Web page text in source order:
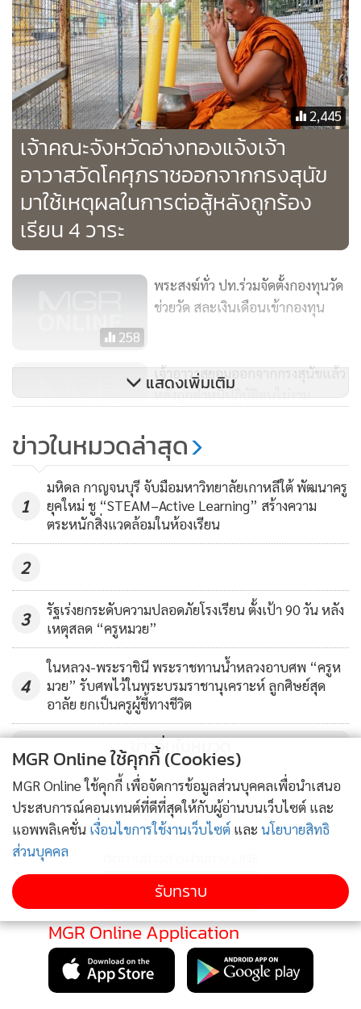
2,445
เจ้าคณะจังหวัดอ่างทองแจ้งเจ้า
อาวาสวัดโคศุภราชออกจากกรงสุนัข
มาใช้เหตุผลในการต่อสู้หลังถูกร้อง
เรียน 4 วาระ
258
พระสงฆ์ทั่ว ปท.ร่วมจัดตั้งกองทุนวัด
ช่วยวัด สละเงินเดือนเข้ากองทุน
เจ้าอาวาสยอมออกจากกรงสุนัขแล้ว
หลังถูกตำหนิปฏิบัติตนไม่งาม
140
รัฐมนตรีประจำสำนักนายกฯ ถวาย
หน้ากากอนามัยแด่พระภิกษุสงฆ์ใน
จ.ชลบุรี
แสดงเพิ่มเติม
ข่าวในหมวดล่าสุด
1
มหิดล กาญจนบุรี จับมือมหาวิทยาลัยเกาหลีใต้ พัฒนาครู
ยุคใหม่ ชู “STEAM–Active Learning” สร้างความ
ตระหนักสิ่งแวดล้อมในห้องเรียน
2
3
รัฐเร่งยกระดับความปลอดภัยโรงเรียน ตั้งเป้า 90 วัน หลัง
เหตุสลด “ครูหมวย”
4
ในหลวง-พระราชินี พระราชทานน้ำหลวงอาบศพ “ครูห
มวย” รับศพไว้ในพระบรมราชานุเคราะห์ ลูกศิษย์สุด
อาลัย ยกเป็นครูผู้ชี้ทางชีวิต
ข่าวอื่นในหมวด
MGR Online Application
MGR Online ใช้คุกกี้ (Cookies)
MGR Online ใช้คุกกี้ เพื่อจัดการข้อมูลส่วนบุคคลเพื่อนำเสนอ
ประสบการณ์คอนเทนต์ที่ดีที่สุดให้กับผู้อ่านบนเว็บไซต์ และ
แอพพลิเคชั่น เงื่อนไขการใช้งานเว็บไซต์ และ นโยบายสิทธิ
ส่วนบุคคล
รับทราบ